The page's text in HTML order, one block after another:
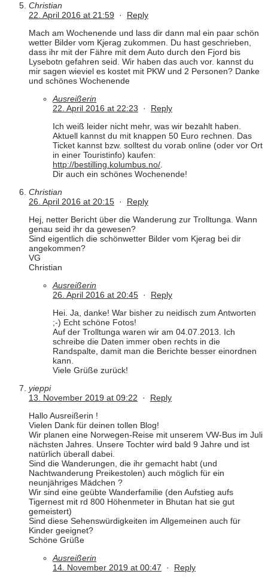
Christian
22. April 2016 at 21:59 · Reply
Mach am Wochenende und lass dir dann mal ein paar schön
wetter Bilder vom Kjerag zukommen. Du hast geschrieben,
dass ihr mit der Fähre mit dem Auto durch den Fjord bis
Lysebotn gefahren seid. Wir haben das auch vor. kannst du
mir sagen wieviel es kostet mit PKW und 2 Personen? Danke
und schönes Wochenende
Ausreißerin
22. April 2016 at 22:23 · Reply
Ich weiß leider nicht mehr, was wir bezahlt haben.
Aktuell kannst du mit knappen 50 Euro rechnen. Das
Ticket kannst bzw. solltest du vorab online (oder vor Ort
in einer Touristinfo) kaufen:
http://bestilling.kolumbus.no/.
Dir auch ein schönes Wochenende!
Christian
26. April 2016 at 20:15 · Reply
Hej, netter Bericht über die Wanderung zur Trolltunga. Wann
genau seid ihr da gewesen?
Sind eigentlich die schönwetter Bilder vom Kjerag bei dir
angekommen?
VG
Christian
Ausreißerin
26. April 2016 at 20:45 · Reply
Hei. Ja, danke! War bisher zu neidisch zum Antworten
;-) Echt schöne Fotos!
Auf der Trolltunga waren wir am 04.07.2013. Ich
schreibe die Daten immer oben rechts in die
Randspalte, damit man die Berichte besser einordnen
kann.
Viele Grüße zurück!
yieppi
13. November 2019 at 09:22 · Reply
Hallo Ausreißerin !
Vielen Dank für deinen tollen Blog!
Wir planen eine Norwegen-Reise mit unserem VW-Bus im Juli
nächsten Jahres. Unsere Tochter wird bald 9 Jahre und ist
natürlich überall dabei.
Sind die Wanderungen, die ihr gemacht habt (und
Nachtwanderung Preikestolen) auch möglich für ein
neunjähriges Mädchen ?
Wir sind eine geübte Wanderfamilie (den Aufstieg aufs
Tigernest mit rd 800 Höhenmeter in Bhutan hat sie gut
gemeistert)
Sind diese Sehenswürdigkeiten im Allgemeinen auch für
Kinder geeignet?
Schöne Grüße
Ausreißerin
14. November 2019 at 00:47 · Reply